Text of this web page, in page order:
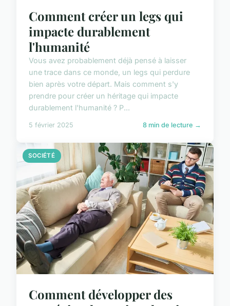
Comment créer un legs qui
impacte durablement
l'humanité
Vous avez probablement déjà pensé à laisser
une trace dans ce monde, un legs qui perdure
bien après votre départ. Mais comment s'y
prendre pour créer un héritage qui impacte
durablement l'humanité ? P...
5 février 2025 8 min de lecture →
SOCIÉTÉ
Comment développer des